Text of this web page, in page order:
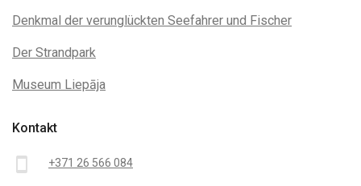
Kontakt
smartphone +371 26 566 084
Denkmal der verunglückten Seefahrer und Fischer
Der Strandpark
Museum Liepāja